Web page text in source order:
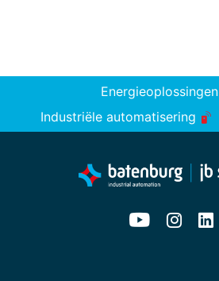
Energieoplossingen
Industriële automatisering